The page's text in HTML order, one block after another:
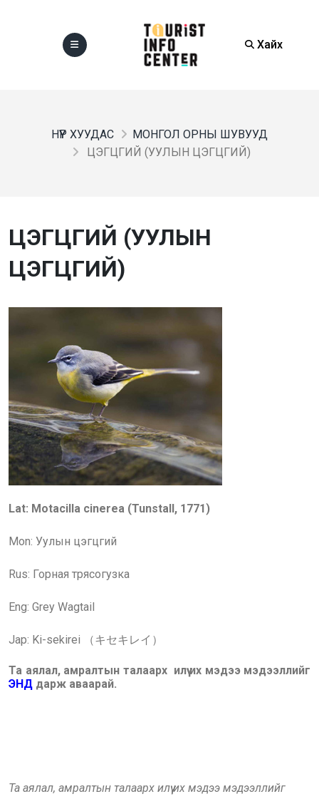
Хайх
НҮҮР ХУУДАС
МОНГОЛ ОРНЫ ШУВУУД
ЦЭГЦГИЙ (УУЛЫН ЦЭГЦГИЙ)
ЦЭГЦГИЙ (УУЛЫН
ЦЭГЦГИЙ)
Lat: Motacilla cinerea (Tunstall, 1771)
Mon: Уулын цэгцгий
Rus: Горная трясогузка
Eng: Grey Wagtail
Jap: Ki-sekirei （キセキレイ）
Та аялал, амралтын талаарх илүү их мэдээ мэдээллийг
ЭНД дарж аваарай.
Та аялал, амралтын талаарх илүү их мэдээ мэдээллийг